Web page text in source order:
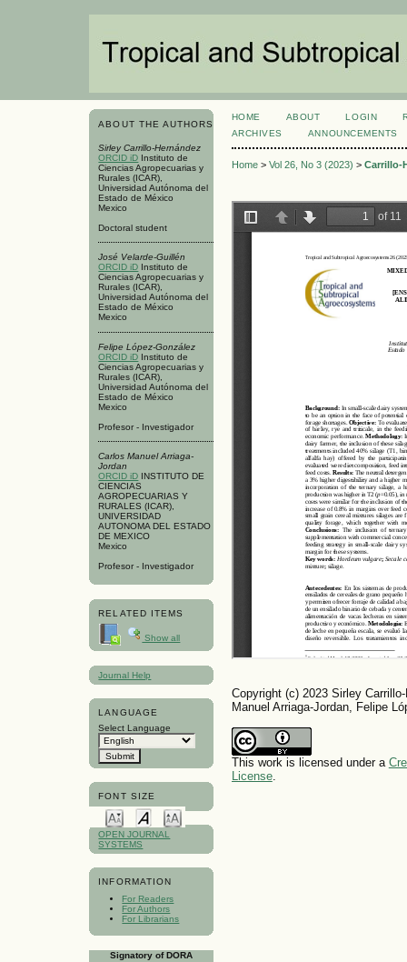
ABOUT THE AUTHORS
Sirley Carrillo-Hernández
ORCID iD Instituto de
Ciencias Agropecuarias y
Rurales (ICAR),
Universidad Autónoma del
Estado de México
Mexico
Doctoral student
José Velarde-Guillén
ORCID iD Instituto de
Ciencias Agropecuarias y
Rurales (ICAR),
Universidad Autónoma del
Estado de México
Mexico
Felipe López-González
ORCID iD Instituto de
Ciencias Agropecuarias y
Rurales (ICAR),
Universidad Autónoma del
Estado de México
Mexico
Profesor - Investigador
Carlos Manuel Arriaga-
Jordan
ORCID iD INSTITUTO DE
CIENCIAS
AGROPECUARIAS Y
RURALES (ICAR),
UNIVERSIDAD
AUTONOMA DEL ESTADO
DE MEXICO
Mexico
Profesor - Investigador
RELATED ITEMS
Show all
Journal Help
LANGUAGE
Select Language
FONT SIZE
OPEN JOURNAL
SYSTEMS
INFORMATION
For Readers
For Authors
For Librarians
Signatory of DORA
HOME ABOUT LOGIN
ARCHIVES
ANNOUNCEMENTS
Home> Vol 26, No 3 (2023) > Carrillo-
Copyright (c) 2023 Sirley
Manuel Arriaga-Jordan, Felipe
This work is licensed under a
License.